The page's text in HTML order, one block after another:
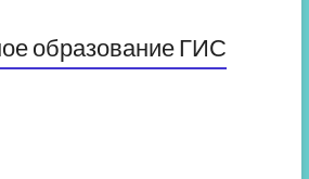
образование ГИС